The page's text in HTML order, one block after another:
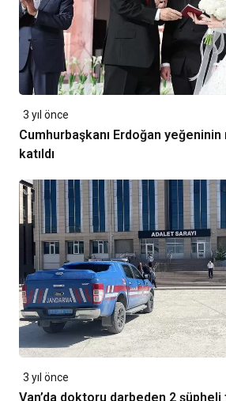
3 yıl önce
Cumhurbaşkanı Erdoğan
katıldı
3 yıl önce
Van’da doktoru darbeden 2 şüpheli